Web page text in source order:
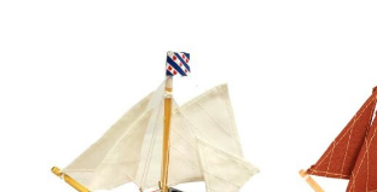
gekozen